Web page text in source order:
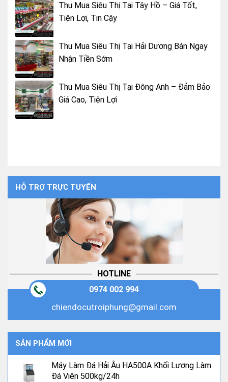
Thu Mua Siêu Thị Tại Tây Hồ – Giá Tốt,
Tiện Lợi, Tin Cậy
Thu Mua Siêu Thị Tại Hải Dương Bán Ngay
Nhận Tiền Sớm
Thu Mua Siêu Thị Tại Đông Anh – Đảm Bảo
Giá Cao, Tiện Lợi
HỖ TRỢ TRỰC TUYẾN
HOTLINE
0974 002 994
chiendocutroiphung@gmail.com
SẢN PHẨM MỚI
Máy Làm Đá Hải Âu HA500A Khối Lượng Làm
Đá Viên 500kg/24h